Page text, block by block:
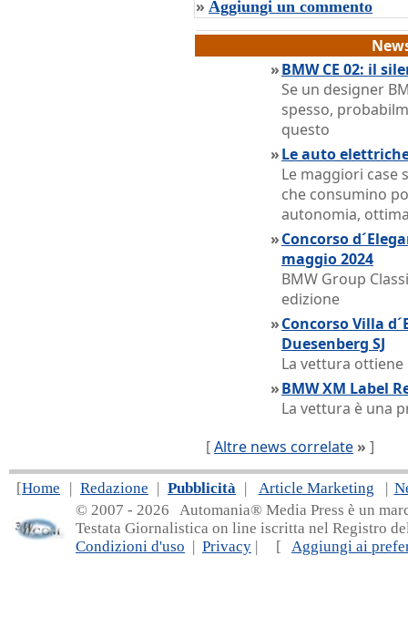
» Aggiungi un commento
»BMW CE 02: il
Se un designer
spesso,
questo
»Le auto
Le maggiori case
che consumino
autonomia,
»Concorso
maggio 2024
BMW Group
edizione
»Concorso Villa
Duesenberg SJ
La vettura
»BMW XM Label
La vettura è una
[Altre news correlate » ]
[Home | Redazione | Pubblicità | Article Marketing |
© 2007 - 2026 Automania® Media Press è un
Testata Giornalistica on line iscritta nel Registro
Condizioni d'uso | Privacy | [ Aggiungi ai